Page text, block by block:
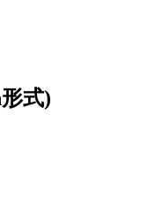
式)